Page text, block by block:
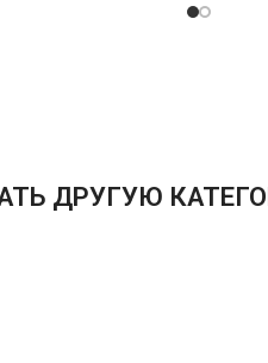
ДРУГУЮ